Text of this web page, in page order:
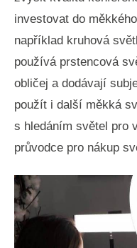
investovat do
například kruhová
používá prstencová
obličej a dodávají
použít i další měkká
s hledáním světel pro
průvodce pro nákup